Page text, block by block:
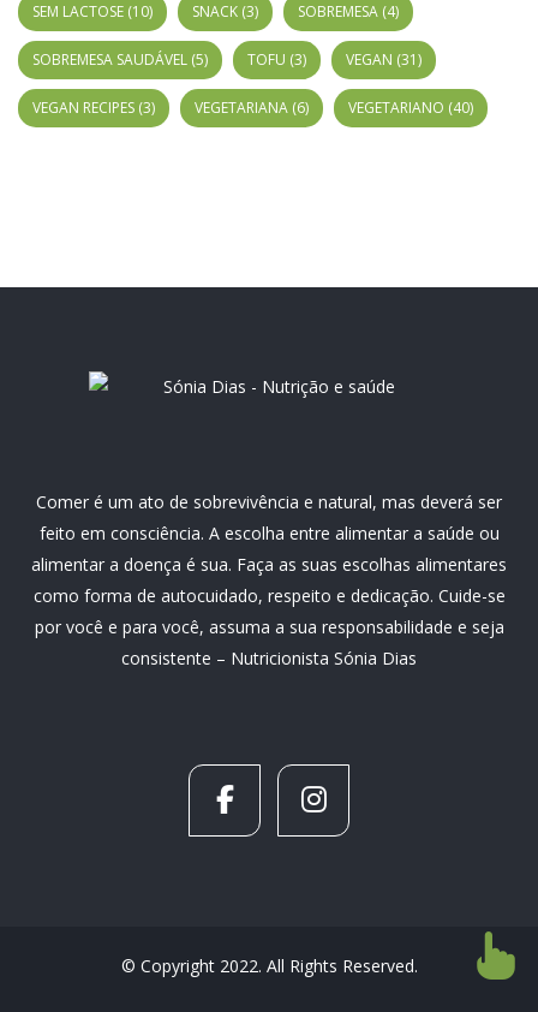
SEM LACTOSE (10) SNACK (3) SOBREMESA (4)
SOBREMESA SAUDÁVEL (5) TOFU (3) VEGAN (31)
VEGAN RECIPES (3) VEGETARIANA (6) VEGETARIANO (40)
Comer é um ato de sobrevivência e natural, mas deverá ser
feito em consciência. A escolha entre alimentar a saúde ou
alimentar a doença é sua. Faça as suas escolhas alimentares
como forma de autocuidado, respeito e dedicação. Cuide-se
por você e para você, assuma a sua responsabilidade e seja
consistente – Nutricionista Sónia Dias
© Copyright 2022. All Rights Reserved.